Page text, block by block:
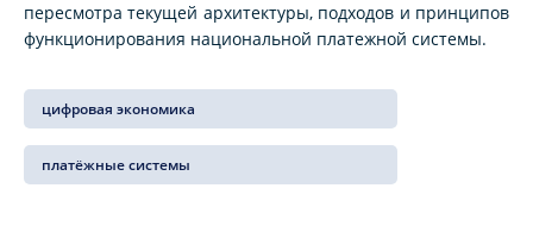
пересмотра текущей архитектуры, подходов и принципов
функционирования национальной платежной системы.
цифровая экономика
платёжные системы